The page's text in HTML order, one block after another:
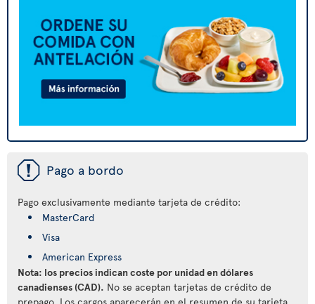
ü Pago a bordo
Pago exclusivamente mediante tarjeta de crédito:
MasterCard
Visa
American Express
Nota: los precios indican coste por unidad en dólares
canadienses (CAD). No se aceptan tarjetas de crédito de